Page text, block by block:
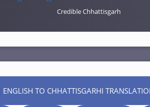
Credible Chhattisgarh
TO CHHATTISGARHI